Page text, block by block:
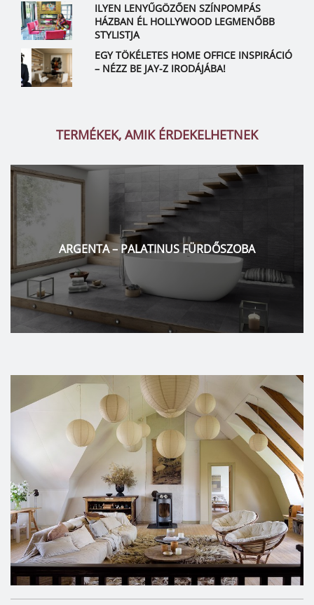
ILYEN LENYŰGÖZŐEN SZÍNPOMPÁS
HÁZBAN ÉL HOLLYWOOD LEGMENŐBB
STYLISTJA
EGY TÖKÉLETES HOME OFFICE INSPIRÁCIÓ
– NÉZZ BE JAY-Z IRODÁJÁBA!
TERMÉKEK, AMIK ÉRDEKELHETNEK
PORCELANOSA – PALATINUS FÜRDŐSZOBA